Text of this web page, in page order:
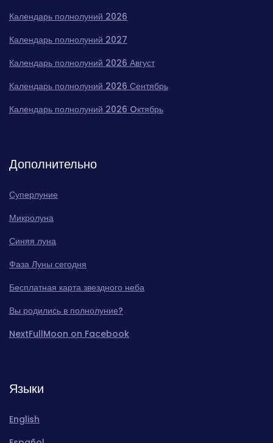
Календарь полнолуний 2026
Календарь полнолуний 2027
Календарь полнолуний 2026 Август
Календарь полнолуний 2026 Сентябрь
Календарь полнолуний 2026 Oктябрь
Дополнительно
Суперлуние
Микролуна
Синяя луна
Фаза Луны сегодня
Бесплатная карта звездного неба
Вы родились в полнолуние?
NextFullMoon on Facebook
Языки
English